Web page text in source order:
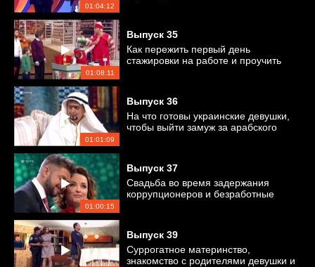
01:04:12
01:08:11
Выпуск 35
Как пережить первый день
стажировки на работе и проучить
01:01:09
Выпуск 36
На что готовы украинские девушки,
чтобы выйти замуж за арабского
01:00:15
Выпуск 37
Свадьба во время задержания
коррупционеров и безработные
Выпуск 39
Суррогатное материнство,
знакомство с родителями девушки и